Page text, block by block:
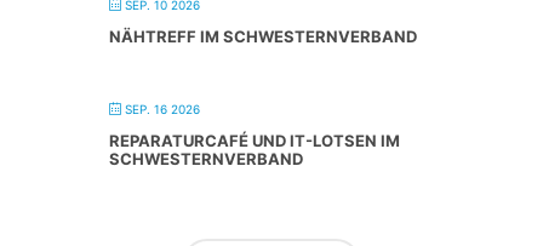
SEP. 10 2026
NÄHTREFF IM SCHWESTERNVERBAND
SEP. 16 2026
REPARATURCAFÉ UND IT-LOTSEN IM
SCHWESTERNVERBAND